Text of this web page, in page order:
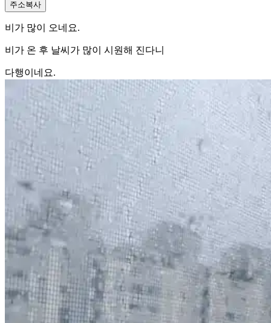
주소복사
비가 많이 오네요.
비가 온 후 날씨가 많이 시원해 진다니
다행이네요.